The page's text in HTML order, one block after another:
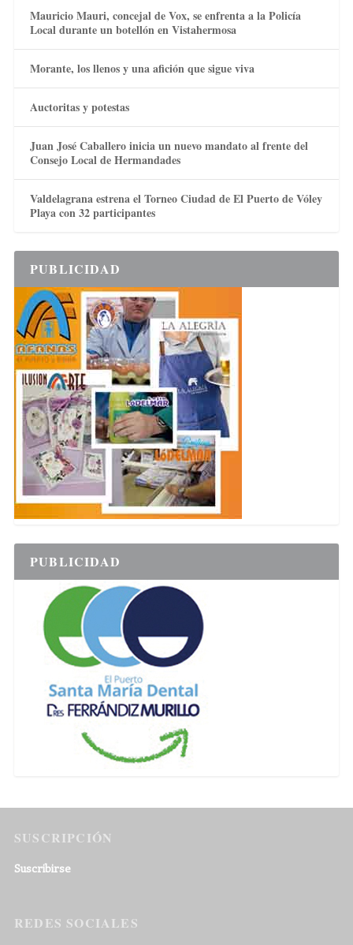
Mauricio Mauri, concejal de Vox, se enfrenta a la Policía
Local durante un botellón en Vistahermosa
Morante, los llenos y una afición que sigue viva
Auctoritas y potestas
Juan José Caballero inicia un nuevo mandato al frente del
Consejo Local de Hermandades
Valdelagrana estrena el Torneo Ciudad de El Puerto de Vóley
Playa con 32 participantes
PUBLICIDAD
PUBLICIDAD
SUSCRIPCIÓN
Suscribirse
REDES SOCIALES